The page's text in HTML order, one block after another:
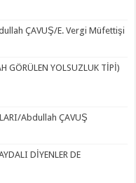
ÇAVUŞ/E. Vergi Müfettişi
GÖRÜLEN YOLSUZLUK TİPİ)
Abdullah ÇAVUŞ
DİYENLER DE